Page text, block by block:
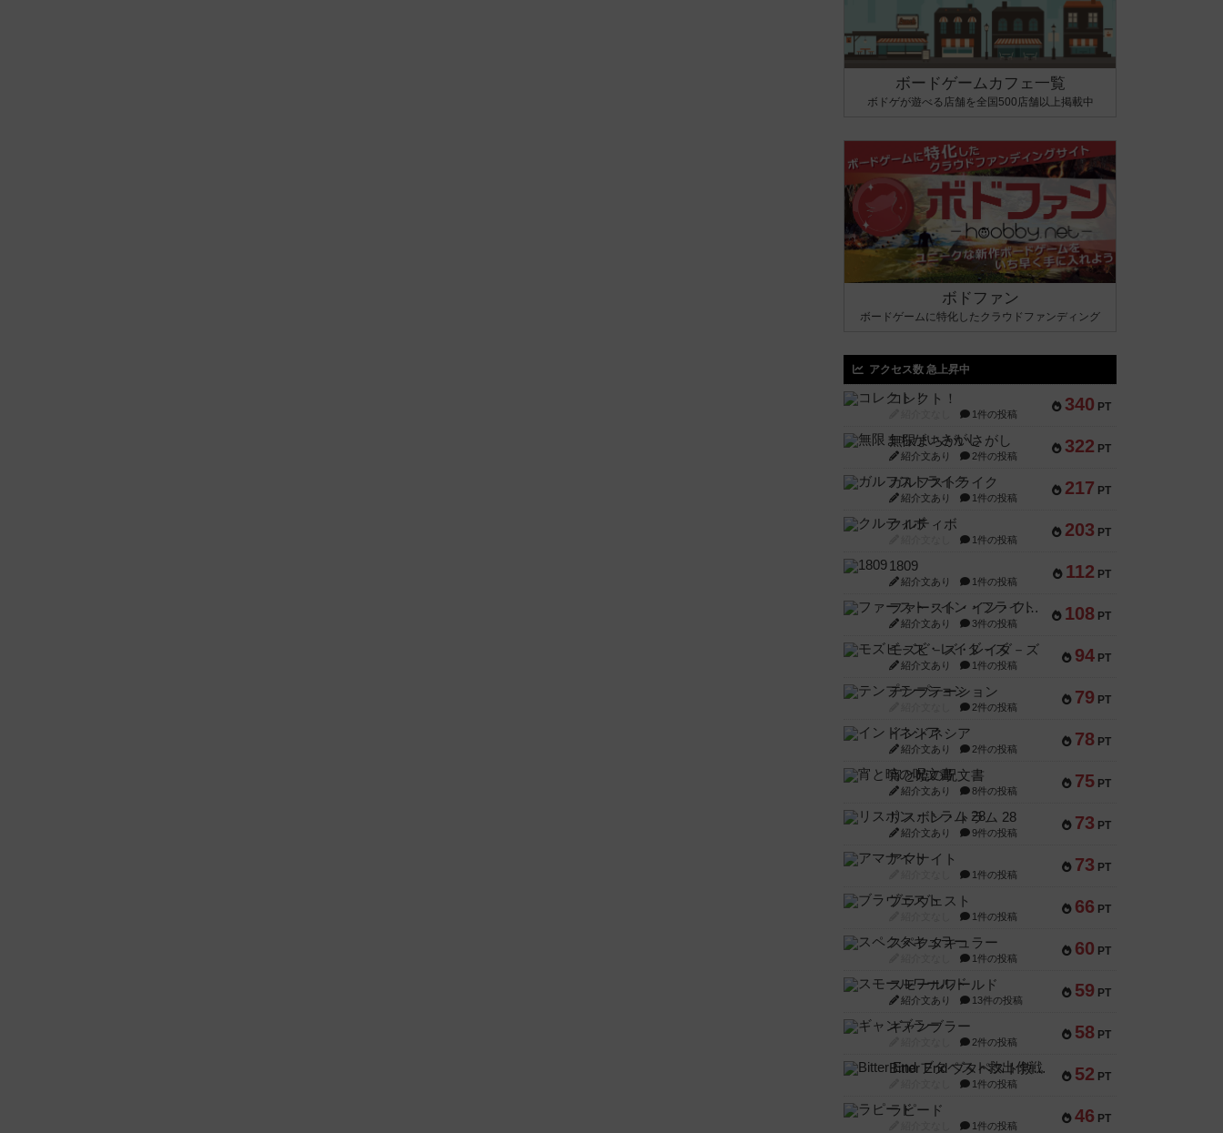
ボードゲームカフェ一覧
ボドゲが遊べる店舗を全国500店舗以上掲載中
ボドファン
ボードゲームに特化したクラウドファンディング
アクセス数 急上昇中
340 PT
コレクト！
1件の投稿
322 PT
無限まちがいさがし
紹介文あり 2件の投稿
217 PT
ガルフストライク
紹介文あり 1件の投稿
203 PT
クルティボ
1件の投稿
112 PT
1809
紹介文あり 1件の投稿
108 PT
ファースト・イン・フライト
紹介文あり 3件の投稿
94 PT
モズビ－ズ・レイダ－ズ
紹介文あり 1件の投稿
79 PT
テンプテーション
2件の投稿
78 PT
インドネシア
紹介文あり 2件の投稿
75 PT
宵と暁の呪文書
紹介文あり 8件の投稿
73 PT
リスボン・トラム 28
紹介文あり 9件の投稿
73 PT
アマナイト
1件の投稿
66 PT
ブラヴェスト
1件の投稿
60 PT
スペクタキュラー
1件の投稿
59 PT
スモールワールド
紹介文あり 13件の投稿
58 PT
ギャンブラー
2件の投稿
52 PT
Bitter End ブタペスト救出作戦
1件の投稿
46 PT
ラピード
1件の投稿